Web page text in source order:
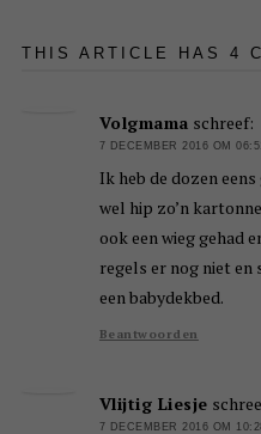
THIS ARTICLE HAS 4
Volgmama schreef:
7 DECEMBER 2016 OM 06:51
Ik heb de dozen
wel hip zo’n
ook een wieg gehad
regels er nog niet en
een babydekbed.
Beantwoorden
Vlijtig Liesje
7 DECEMBER 2016 OM